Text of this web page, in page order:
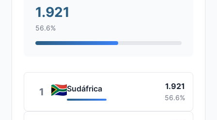
1.921
56.6%
1 Sudáfrica 1.921
56.6%